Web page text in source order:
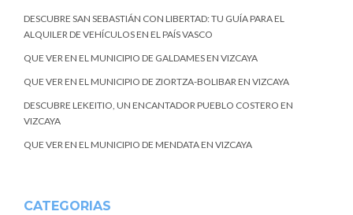
DESCUBRE SAN SEBASTIÁN CON LIBERTAD: TU GUÍA PARA EL
ALQUILER DE VEHÍCULOS EN EL PAÍS VASCO
QUE VER EN EL MUNICIPIO DE GALDAMES EN VIZCAYA
QUE VER EN EL MUNICIPIO DE ZIORTZA-BOLIBAR EN VIZCAYA
DESCUBRE LEKEITIO, UN ENCANTADOR PUEBLO COSTERO EN
VIZCAYA
QUE VER EN EL MUNICIPIO DE MENDATA EN VIZCAYA
CATEGORIAS